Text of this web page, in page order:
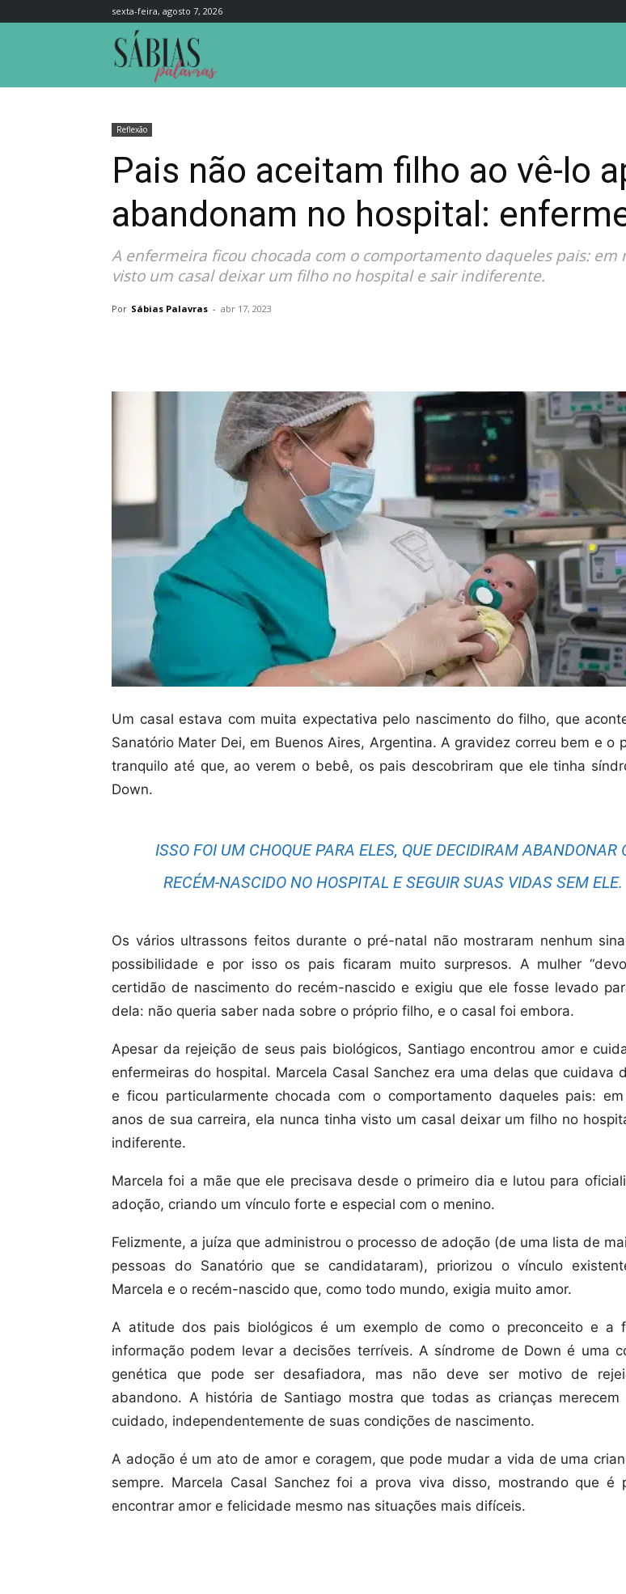
sexta-feira, agosto 7, 2026
Reflexão
Pais não aceitam filho ao vê-lo
abandonam no hospital:
A enfermeira ficou chocada com o comportamento daqueles pais:
visto um casal deixar um filho no hospital e sair indiferente.
Por Sábias Palavras - abr 17, 2023
Um casal estava com muita expectativa pelo nascimento do filho, que
Sanatório Mater Dei, em Buenos Aires, Argentina. A gravidez correu bem e o
tranquilo até que, ao verem o bebê, os pais descobriram que ele tinha
Down.
ISSO FOI UM CHOQUE PARA ELES, QUE DECIDIRAM ABANDONAR
RECÉM-NASCIDO NO HOSPITAL E SEGUIR SUAS VIDAS SEM ELE.
Os vários ultrassons feitos durante o pré-natal não mostraram nenhum
possibilidade e por isso os pais ficaram muito surpresos. A mulher
certidão de nascimento do recém-nascido e exigiu que ele fosse levado
dela: não queria saber nada sobre o próprio filho, e o casal foi embora.
Apesar da rejeição de seus pais biológicos, Santiago encontrou amor e
enfermeiras do hospital. Marcela Casal Sanchez era uma delas que cuidava
e ficou particularmente chocada com o comportamento daqueles pais:
anos de sua carreira, ela nunca tinha visto um casal deixar um filho no
indiferente.
Marcela foi a mãe que ele precisava desde o primeiro dia e lutou para
adoção, criando um vínculo forte e especial com o menino.
Felizmente, a juíza que administrou o processo de adoção (de uma lista de
pessoas do Sanatório que se candidataram), priorizou o vínculo
Marcela e o recém-nascido que, como todo mundo, exigia muito amor.
A atitude dos pais biológicos é um exemplo de como o preconceito e a
informação podem levar a decisões terríveis. A síndrome de Down é uma
genética que pode ser desafiadora, mas não deve ser motivo de
abandono. A história de Santiago mostra que todas as crianças merecem
cuidado, independentemente de suas condições de nascimento.
A adoção é um ato de amor e coragem, que pode mudar a vida de uma
sempre. Marcela Casal Sanchez foi a prova viva disso, mostrando que é
encontrar amor e felicidade mesmo nas situações mais difíceis.